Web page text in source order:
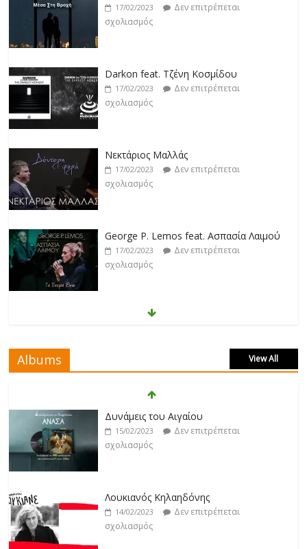
17/02/2023
Δεν επιτρέπεται
σχολιασμός
Darkon feat. Τζένη Κοσμίδου
17/02/2023
Δεν επιτρέπεται
σχολιασμός
Νεκτάριος Μαλλάς
17/02/2023
Δεν επιτρέπεται
σχολιασμός
George P. Lemos feat. Ασπασία Λαιμού
17/02/2023
Δεν επιτρέπεται
σχολιασμός
Μάριος Δαρβίρας
17/02/2023
Δεν επιτρέπεται
σχολιασμός
19/02/2023
Δεν επιτρέπεται
σχολιασμός
Albums View All
Δυνάμεις του Αιγαίου
15/02/2023
Δεν επιτρέπεται
σχολιασμός
Λουκιανός Κηλαηδόνης
14/02/2023
Δεν επιτρέπεται
σχολιασμός